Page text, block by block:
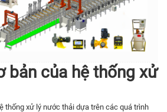
bản của hệ thống xử
thống xử lý nước thải dựa trên các quá trình